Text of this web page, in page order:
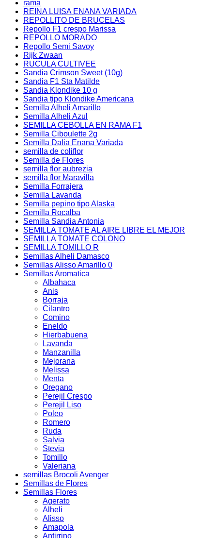
rama
REINA LUISA ENANA VARIADA
REPOLLITO DE BRUCELAS
Repollo F1 crespo Marissa
REPOLLO MORADO
Repollo Semi Savoy
Rijk Zwaan
RUCULA CULTIVEE
Sandia Crimson Sweet (10g)
Sandia F1 Sta Matilde
Sandia Klondike 10 g
Sandia tipo Klondike Americana
Semilla Alheli Amarillo
Semilla Alheli Azul
SEMILLA CEBOLLA EN RAMA F1
Semilla Ciboulette 2g
Semilla Dalia Enana Variada
semilla de coliflor
Semilla de Flores
semilla flor aubrezia
semilla flor Maravilla
Semilla Forrajera
Semilla Lavanda
Semilla pepino tipo Alaska
Semilla Rocalba
Semilla Sandia Antonia
SEMILLA TOMATE AL AIRE LIBRE EL MEJOR
SEMILLA TOMATE COLONO
SEMILLA TOMILLO R
Semillas Alheli Damasco
Semillas Alisso Amarillo 0
Semillas Aromatica
Albahaca
Anis
Borraja
Cilantro
Comino
Eneldo
Hierbabuena
Lavanda
Manzanilla
Mejorana
Melissa
Menta
Oregano
Perejil Crespo
Perejil Liso
Poleo
Romero
Ruda
Salvia
Stevia
Tomillo
Valeriana
semillas Brocoli Avenger
Semillas de Flores
Semillas Flores
Agerato
Alheli
Alisso
Amapola
Antirrino